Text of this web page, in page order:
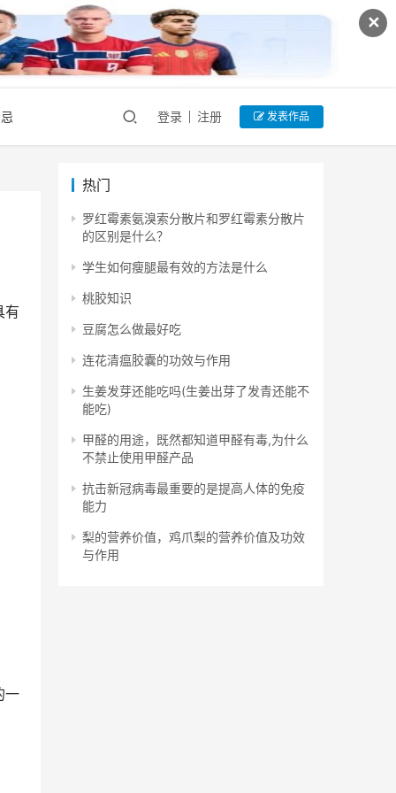
✕
登录 注册 发表作品
有
一
热门
罗红霉素氨溴索分散片和罗红霉素分散片
的区别是什么？
学生如何瘦腿最有效的方法是什么
桃胶知识
豆腐怎么做最好吃
连花清瘟胶囊的功效与作用
生姜发芽还能吃吗(生姜出芽了发青还能不
能吃)
甲醛的用途，既然都知道甲醛有毒,为什么
不禁止使用甲醛产品
抗击新冠病毒最重要的是提高人体的免疫
能力
梨的营养价值，鸡爪梨的营养价值及功效
与作用